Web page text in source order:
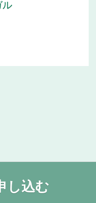
ル
し込む